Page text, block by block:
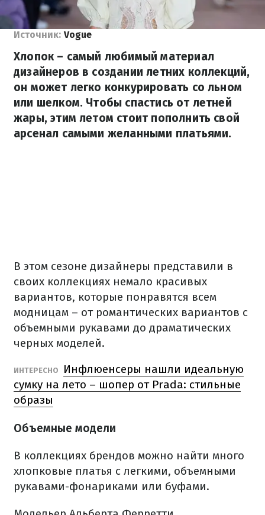
Источник: Vogue
Хлопок – самый любимый материал
дизайнеров в создании летних коллекций,
он может легко конкурировать со льном
или шелком. Чтобы спастись от летней
жары, этим летом стоит пополнить свой
арсенал самыми желанными платьями.
В этом сезоне дизайнеры представили в
своих коллекциях немало красивых
вариантов, которые понравятся всем
модницам – от романтических вариантов с
объемными рукавами до драматических
черных моделей.
ИНТЕРЕСНО
Инфлюенсеры нашли идеальную
сумку на лето – шопер от Prada: стильные
образы
Объемные модели
В коллекциях брендов можно найти много
хлопковые платья с легкими, объемными
рукавами-фонариками или буфами.